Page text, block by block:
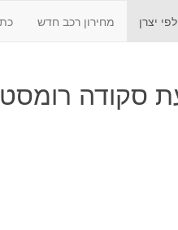
יצרן מחירון רכב חדש
סקודה רומסטר יד